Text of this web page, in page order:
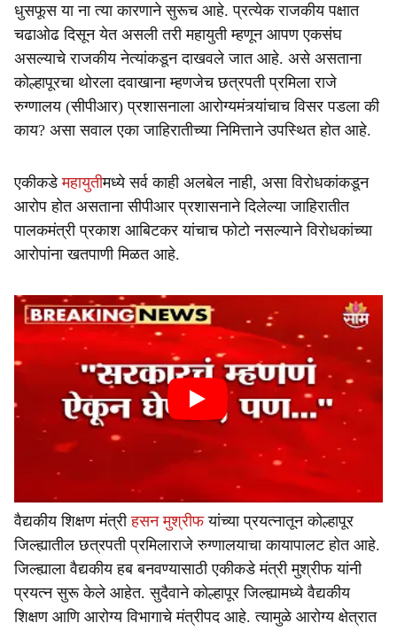
r
e
धुसफूस या ना त्या कारणाने सुरूच आहे. प्रत्येक राजकीय पक्षात
चढाओढ दिसून येत असली तरी महायुती म्हणून आपण एकसंघ
असल्याचे राजकीय नेत्यांकडून दाखवले जात आहे. असे असताना
कोल्हापूरचा थोरला दवाखाना म्हणजेच छत्रपती प्रमिला राजे
रुग्णालय (सीपीआर) प्रशासनाला आरोग्यमंत्र्यांचाच विसर पडला की
काय? असा सवाल एका जाहिरातीच्या निमित्ताने उपस्थित होत आहे.
एकीकडेमहायुतीमध्ये सर्व काही अलबेल नाही, असा विरोधकांकडून
आरोप होत असताना सीपीआर प्रशासनाने दिलेल्या जाहिरातीत
पालकमंत्री प्रकाश आबिटकर यांचाच फोटो नसल्याने विरोधकांच्या
आरोपांना खतपाणी मिळत आहे.
वैद्यकीय शिक्षण मंत्रीहसन मुश्रीफयांच्या प्रयत्नातून कोल्हापूर
जिल्ह्यातील छत्रपती प्रमिलाराजे रुग्णालयाचा कायापालट होत आहे.
जिल्ह्याला वैद्यकीय हब बनवण्यासाठी एकीकडे मंत्री मुश्रीफ यांनी
प्रयत्न सुरू केले आहेत. सुदैवाने कोल्हापूर जिल्ह्यामध्ये वैद्यकीय
शिक्षण आणि आरोग्य विभागाचे मंत्रीपद आहे. त्यामुळे आरोग्य क्षेत्रात